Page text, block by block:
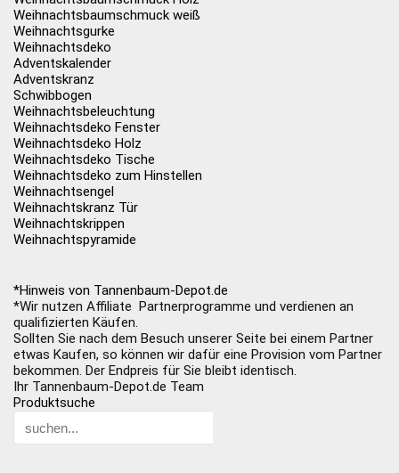
Weihnachtsbaumschmuck weiß
Weihnachtsgurke
Weihnachtsdeko
Adventskalender
Adventskranz
Schwibbogen
Weihnachtsbeleuchtung
Weihnachtsdeko Fenster
Weihnachtsdeko Holz
Weihnachtsdeko Tische
Weihnachtsdeko zum Hinstellen
Weihnachtsengel
Weihnachtskranz Tür
Weihnachtskrippen
Weihnachtspyramide
*Hinweis von Tannenbaum-Depot.de
*Wir nutzen Affiliate Partnerprogramme und verdienen an
qualifizierten Käufen.
Sollten Sie nach dem Besuch unserer Seite bei einem Partner
etwas Kaufen, so können wir dafür eine Provision vom Partner
bekommen. Der Endpreis für Sie bleibt identisch.
Ihr Tannenbaum-Depot.de Team
Produktsuche